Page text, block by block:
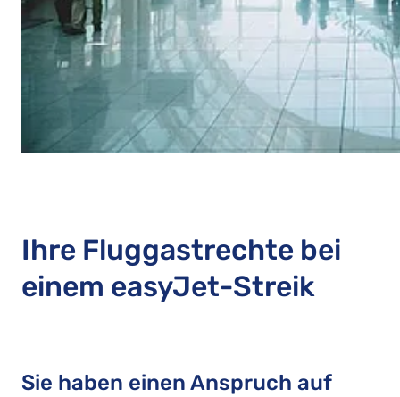
Ihre Fluggastrechte bei
einem easyJet-Streik
Sie haben einen Anspruch auf